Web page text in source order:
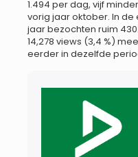
1.494 per dag, vijf
vorig jaar oktober. In
jaar bezochten ruim
14,278 views (3,4 %)
eerder in dezelfde